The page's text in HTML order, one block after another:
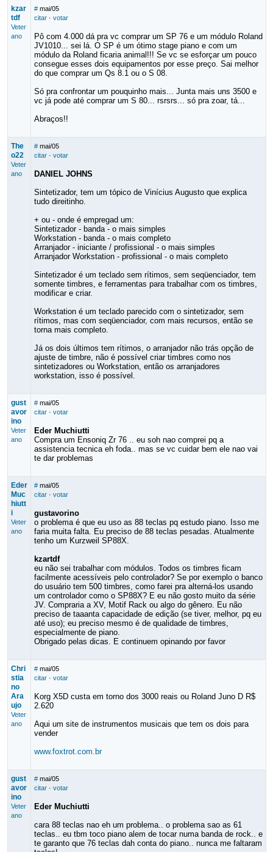
kzar
tdf
Veter
ano
# mai/05
citar· votar
Pô com 4.000 dá pra vc comprar um SP 76 e um módulo Roland
JV1010... sei lá. O SP é um ótimo stage piano e com um
módulo da Roland ficaria animal!!! Se vc se esforçar um pouco
consegue esses dois equipamentos por esse preço. Sai melhor
do que comprar um Qs 8.1 ou o S 08.
Só pra confrontar um pouquinho mais... Junta mais uns 3500 e
vc já pode até comprar um S 80... rsrsrs... só pra zoar, tá...
Abraços!!
The
o22
Veter
ano
# mai/05
citar· votar
DANIEL JOHNS
Sintetizador, tem um tópico de Vinícius Augusto que explica
tudo direitinho.
+ ou - onde é empregad um:
Sintetizador - banda - o mais simples
Workstation - banda - o mais completo
Arranjador - iniciante / profissional - o mais simples
Arranjador Workstation - profissional - o mais completo
Sintetizador é um teclado sem rítimos, sem seqüenciador, tem
somente timbres, e ferramentas para trabalhar com os timbres,
modificar e criar.
Workstation é um teclado parecido com o sintetizador, sem
rítimos, mas com seqüenciador, com mais recursos, então se
torna mais completo.
Já os dois últimos tem rítimos, o arranjador não trás opção de
ajuste de timbre, não é possível criar timbres como nos
sintetizadores ou Workstation, então os arranjadores
workstation, isso é possível.
gust
avor
ino
Veter
ano
# mai/05
citar· votar
Eder Muchiutti
Compra um Ensoniq Zr 76 .. eu soh nao comprei pq a
assistencia tecnica eh foda.. mas se vc cuidar bem ele nao vai
te dar problemas
Eder
Muc
hiutt
i
Veter
ano
# mai/05
citar· votar
gustavorino
o problema é que eu uso as 88 teclas pq estudo piano. Isso me
faria muita falta. Eu preciso de 88 teclas pesadas. Atualmente
tenho um Kurzweil SP88X.
kzartdf
eu não sei trabalhar com módulos. Todos os timbres ficam
facilmente acessíveis pelo controlador? Se por exemplo o banco
do usuário tem 500 timbres, como farei pra alterná-los usando
um controlador como o SP88X? E eu não gosto muito da série
JV. Compraria a XV, Motif Rack ou algo do gênero. Eu não
preciso de taaanta capacidade de edição (se tiver, melhor, pq eu
até uso); eu preciso mesmo é de qualidade de timbres,
especialmente de piano.
Obrigado pelas dicas. E continuem opinando por favor
Chri
stia
no
Ara
ujo
Veter
ano
# mai/05
citar· votar
Korg X5D custa em torno dos 3000 reais ou Roland Juno D R$
2.620
Aqui um site de instrumentos musicais que tem os dois para
vender
www.foxtrot.com.br
gust
avor
ino
Veter
ano
# mai/05
citar· votar
Eder Muchiutti
cara 88 teclas nao eh um problema.. o problema sao as 61
teclas.. eu tbm toco piano alem de tocar numa banda de rock.. e
te garanto que 76 teclas dah conta do piano.. nunca me faltaram